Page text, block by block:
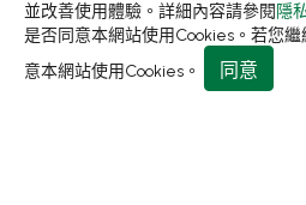
永續發展
新聞中心
並改善使用體驗。詳細內容請參閱 隱
是否同意本網站使用Cookies。若您
意本網站使用Cookies。
同意